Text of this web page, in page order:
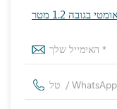
בגובה 1.2 מטר